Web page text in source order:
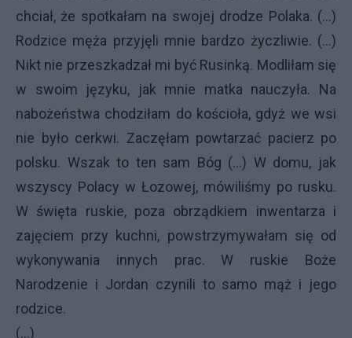
chciał, że spotkałam na swojej drodze Polaka. (...)
Rodzice męża przyjęli mnie bardzo życzliwie. (...)
Nikt nie przeszkadzał mi być Rusinką. Modliłam się
w swoim języku, jak mnie matka nauczyła. Na
nabożeństwa chodziłam do kościoła, gdyż we wsi
nie było cerkwi. Zaczęłam powtarzać pacierz po
polsku. Wszak to ten sam Bóg (...) W domu, jak
wszyscy Polacy w Łozowej, mówiliśmy po rusku.
W święta ruskie, poza obrządkiem inwentarza i
zajęciem przy kuchni, powstrzymywałam się od
wykonywania innych prac. W ruskie Boże
Narodzenie i Jordan czynili to samo mąż i jego
rodzice.
(...)